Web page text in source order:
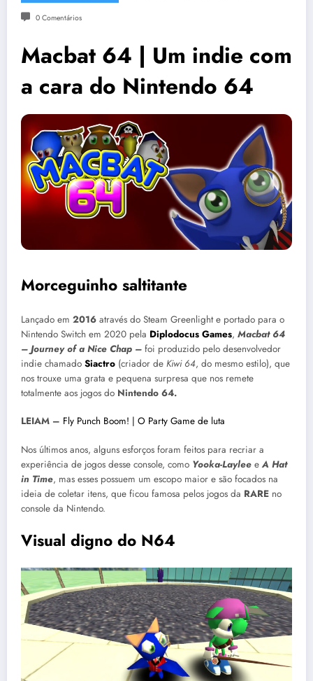
0 Comentários
Macbat 64 | Um indie com
a cara do Nintendo 64
Morceguinho saltitante
Lançado em 2016 através do Steam Greenlight e portado para o
Nintendo Switch em 2020 pela Diplodocus Games, Macbat 64
– Journey of a Nice Chap – foi produzido pelo desenvolvedor
indie chamado Siactro (criador de Kiwi 64, do mesmo estilo), que
nos trouxe uma grata e pequena surpresa que nos remete
totalmente aos jogos do Nintendo 64.
LEIAM – Fly Punch Boom! | O Party Game de luta
Nos últimos anos, alguns esforços foram feitos para recriar a
experiência de jogos desse console, como Yooka-Laylee e A Hat
in Time, mas esses possuem um escopo maior e são focados na
ideia de coletar itens, que ficou famosa pelos jogos da RARE no
console da Nintendo.
Visual digno do N64